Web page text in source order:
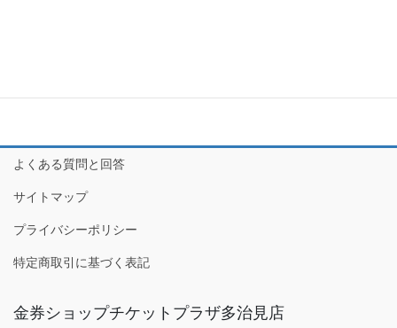
よくある質問と回答
サイトマップ
プライバシーポリシー
特定商取引に基づく表記
金券ショップチケットプラザ多治見店